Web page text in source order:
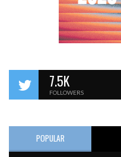
7.5K
FOLLOWERS
POPULAR